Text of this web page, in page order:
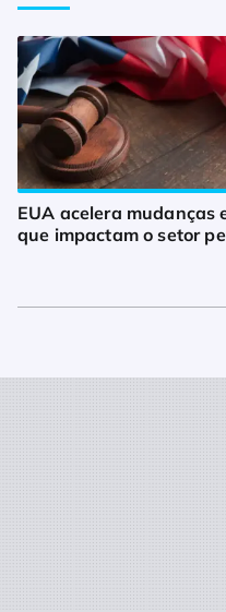
EUA acelera mudanças
que impactam o setor